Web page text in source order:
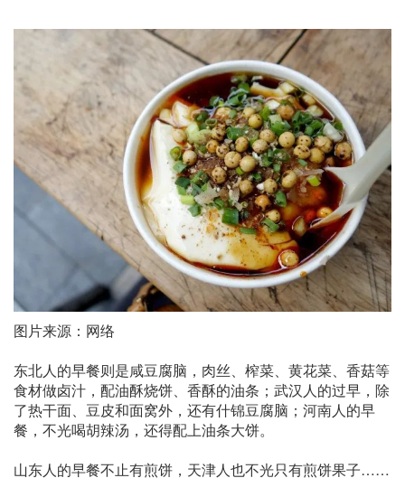
图片来源：网络
东北人的早餐则是咸豆腐脑，肉丝、榨菜、黄花菜、香菇等
食材做卤汁，配油酥烧饼、香酥的油条；武汉人的过早，除
了热干面、豆皮和面窝外，还有什锦豆腐脑；河南人的早
餐，不光喝胡辣汤，还得配上油条大饼。
山东人的早餐不止有煎饼，天津人也不光只有煎饼果子……